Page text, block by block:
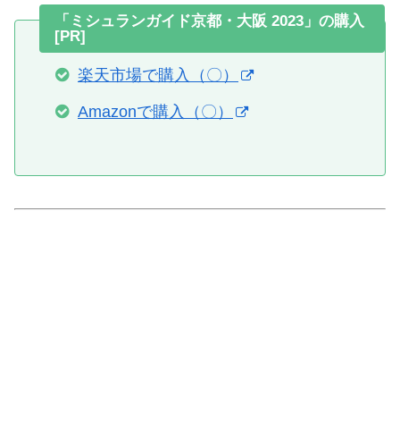
「ミシュランガイド京都・大阪 2023」の購入
[PR]
楽天市場で購入（〇）
Amazonで購入（〇）